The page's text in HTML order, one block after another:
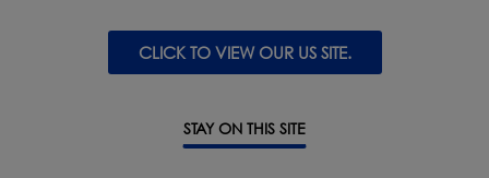
CLICK TO VIEW OUR US SITE.
STAY ON THIS SITE